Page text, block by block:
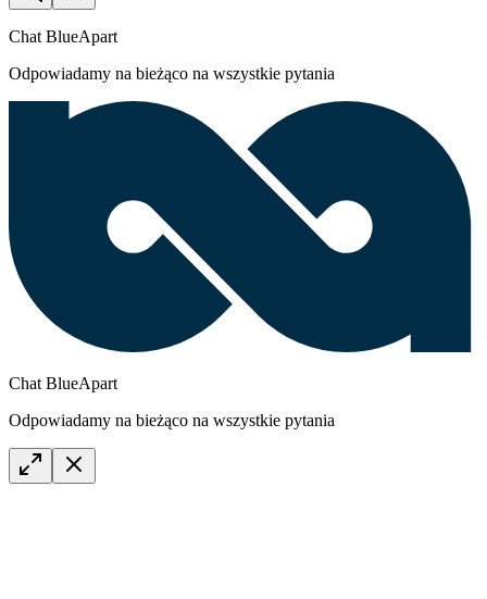
Chat BlueApart
Odpowiadamy na bieżąco na wszystkie pytania
Chat BlueApart
Odpowiadamy na bieżąco na wszystkie pytania